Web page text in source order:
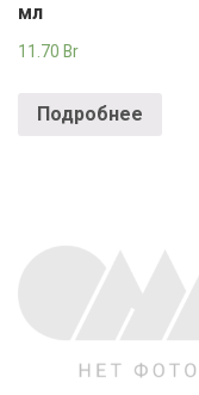
мл
11.70 Br
Подробнее